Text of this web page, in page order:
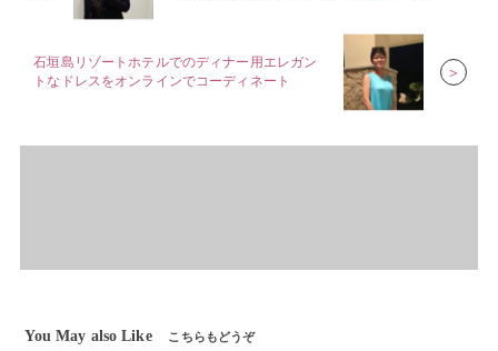
石垣島リゾートホテルでのディナー用エレガン
トなドレスをオンラインでコーディネート
＞
You May also Like こちらもどうぞ